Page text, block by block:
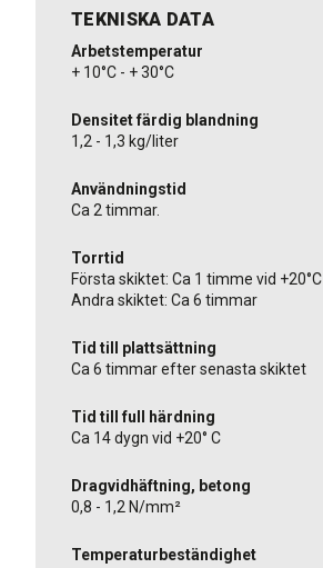
TEKNISKA DATA
Arbetstemperatur
+ 10°C - + 30°C
Densitet färdig blandning
1,2 - 1,3 kg/liter
Användningstid
Ca 2 timmar.
Torrtid
Första skiktet: Ca 1 timme vid +20°C
Andra skiktet: Ca 6 timmar
Tid till plattsättning
Ca 6 timmar efter senasta skiktet
Tid till full härdning
Ca 14 dygn vid +20° C
Dragvidhäftning, betong
0,8 - 1,2 N/mm²
Temperaturbeständighet